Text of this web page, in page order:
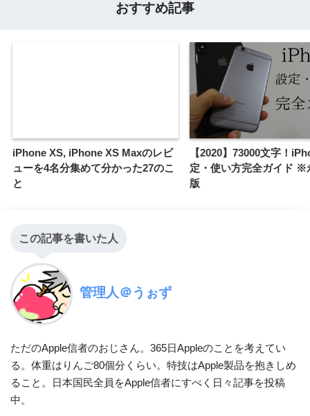
おすすめ記事
iPhone XS, iPhone XS Maxのレビ
ューを4名分集めて分かった27のこ
と
【2020】73000文字！
定・使い方完全ガイド ※
版
この記事を書いた人
管理人＠うぉず
ただのApple信者のおじさん。365日Appleのことを考えてい
る。体重はりんご80個分くらい。特技はApple製品を抱きしめ
ること。日本国民全員をApple信者にすべく日々記事を投稿
中。